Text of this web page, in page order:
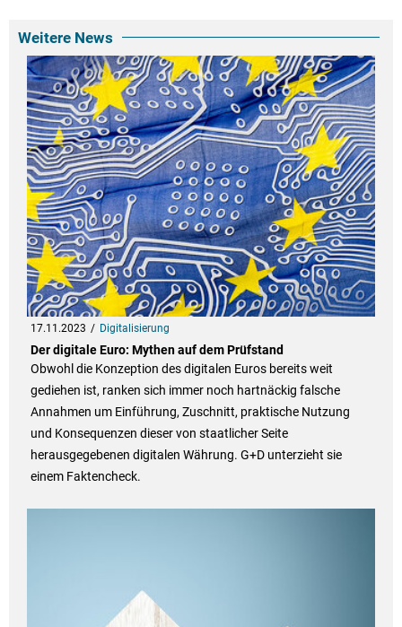
Weitere News
17.11.2023 Digitalisierung
Der digitale Euro: Mythen auf dem Prüfstand
Obwohl die Konzeption des digitalen Euros bereits weit
gediehen ist, ranken sich immer noch hartnäckig falsche
Annahmen um Einführung, Zuschnitt, praktische Nutzung
und Konsequenzen dieser von staatlicher Seite
herausgegebenen digitalen Währung. G+D unterzieht sie
einem Faktencheck.